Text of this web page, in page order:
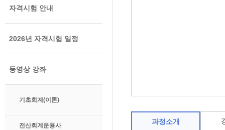
자격시험 안내
2026년 자격시험 일정
동영상 강좌
기초회계(이론)
전산회계운용사
과정소개